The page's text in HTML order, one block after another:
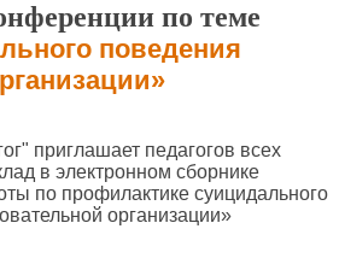
по теме
поведения
приглашает педагогов всех
в электронном сборнике
по профилактике суицидального
организации»